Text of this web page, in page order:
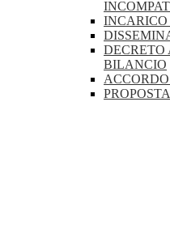
INCARICO
DECRETO
BILANCIO